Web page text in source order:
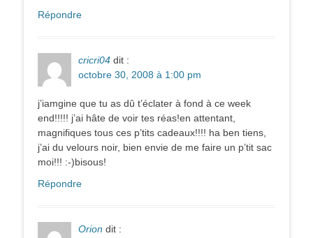
Répondre
cricri04 dit :
octobre 30, 2008 à 1:00 pm
j’iamgine que tu as dû t’éclater à fond à ce week
end!!!!! j’ai hâte de voir tes réas!en attentant,
magnifiques tous ces p’tits cadeaux!!!! ha ben tiens,
j’ai du velours noir, bien envie de me faire un p’tit sac
moi!!! :-)bisous!
Répondre
Orion dit :